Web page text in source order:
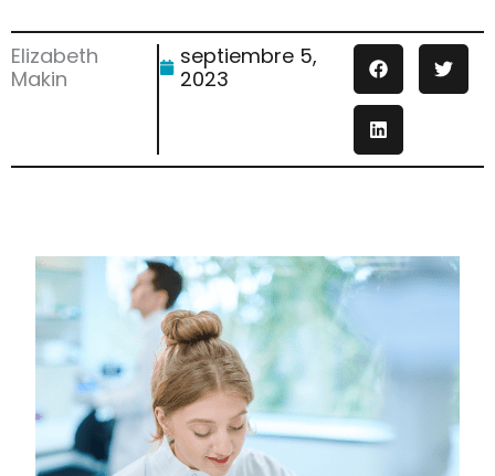
Elizabeth
Makin
septiembre 5,
2023